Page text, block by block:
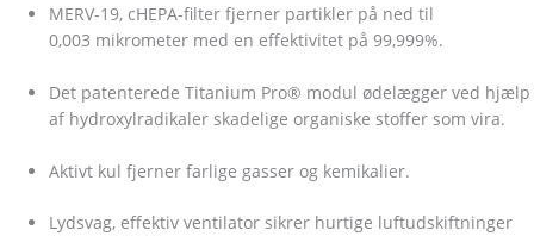
MERV-19, cHEPA-filter fjerner partikler på ned til
0,003 mikrometer med en effektivitet på 99,999%.
Det patenterede Titanium Pro® modul ødelægger ved hjælp
af hydroxylradikaler skadelige organiske stoffer som vira.
Aktivt kul fjerner farlige gasser og kemikalier.
Lydsvag, effektiv ventilator sikrer hurtige luftudskiftninger